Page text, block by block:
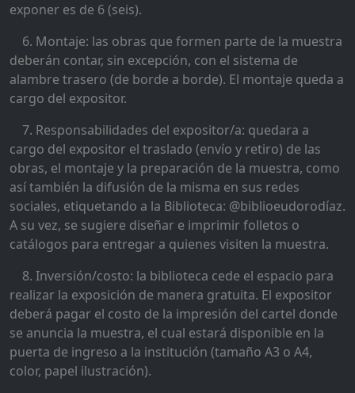
exponer es de 6 (seis).
6. Montaje: las obras que formen parte de la muestra
deberán contar, sin excepción, con el sistema de
alambre trasero (de borde a borde). El montaje queda a
cargo del expositor.
7. Responsabilidades del expositor/a: quedara a
cargo del expositor el traslado (envío y retiro) de las
obras, el montaje y la preparación de la muestra, como
así también la difusión de la misma en sus redes
sociales, etiquetando a la Biblioteca: @biblioeudorodíaz.
A su vez, se sugiere diseñar e imprimir folletos o
catálogos para entregar a quienes visiten la muestra.
8. Inversión/costo: la biblioteca cede el espacio para
realizar la exposición de manera gratuita. El expositor
deberá pagar el costo de la impresión del cartel donde
se anuncia la muestra, el cual estará disponible en la
puerta de ingreso a la institución (tamaño A3 o A4,
color, papel ilustración).